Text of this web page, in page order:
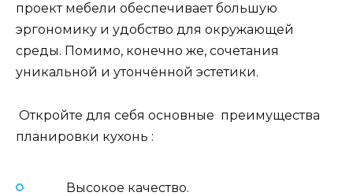
проект мебели обеспечивает большую
эргономику и удобство для окружающей
среды. Помимо, конечно же, сочетания
уникальной и утончённой эстетики.
Откройте для себя основные преимущества
планировки кухонь :
Высокое качество.